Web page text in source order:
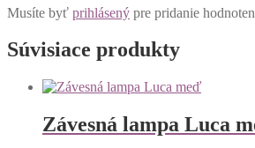
Musíte byť prihlásený pre pridanie
Súvisiace produkty
Závesná lampa Luca